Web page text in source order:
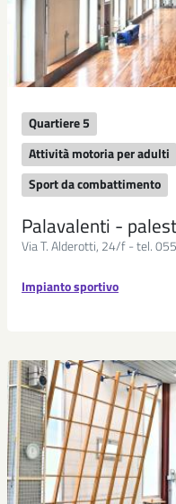
Quartiere 5
Attività motoria per adulti
Sport da combattimento
Palavalenti -
Via T. Alderotti, 24/f - tel.
Impianto sportivo